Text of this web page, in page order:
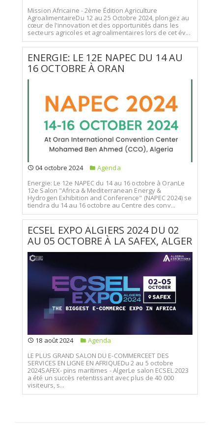
Mission Africaine - 2ème Édition Agriculture
AgroalimentaireDu 12 au 25 Octobre 2024, plongez au
cœur de l'innovation et des opportunités dans les
secteurs agricoles et agroalimentaires lors de cet év...
ENERGIE: LE 12E NAPEC DU 14 AU
16 OCTOBRE À ORAN
04 octobre 2024
Agenda
Energie: Le 12e NAPEC du 14 au 16 octobre à OranLe
12e Salon "Africa & Mediterranean Energy &
Hydrogen Exhibition and Conference" (NAPEC 2024) se
tiendra du 14 au 16 octobre au Centre des conv...
ECSEL EXPO ALGIERS 2024 DU 02
AU 05 OCTOBRE À LA SAFEX, ALGER
18 août 2024
Agenda
LE PLUS GRAND SALON DU E-COMMERCEET DES
SERVICES EN LIGNE EN AFRIQUEDu 2 au 5 octobre
2024SAFEX- pins maritimes - AlgerLe salon ECSEL 2023
a été un succès retentissant avec plus de 40 000
visiteurs, s...